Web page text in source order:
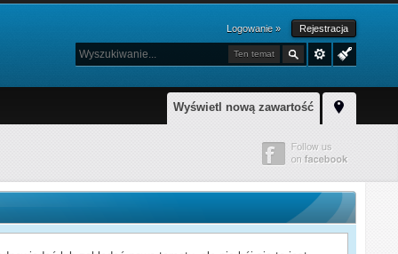
Logowanie » Rejestracja
Ten temat
Wyświetl nową zawartość